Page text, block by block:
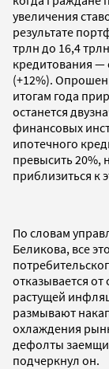
увеличения
результате
трлн до 16,4
кредитования —
(+12%).
итогам года
останется
финансовых
ипотечного
превысить 20%,
приблизиться к
По словам
Беликова, все
отказывается от
растущей
размывают
охлаждения
дефолты
подчеркнул он.